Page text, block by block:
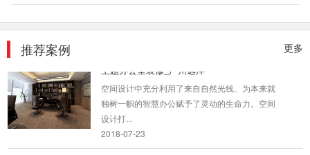
更多
推荐案例
2018-06-28
独树一帜的智慧办公赋予了灵动的生命力。空间
设计打...
2018-07-23